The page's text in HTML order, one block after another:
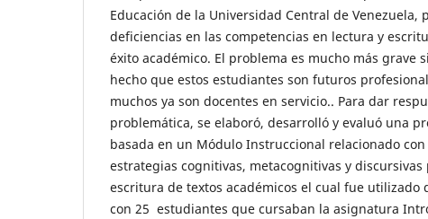
Educación de la Universidad Central de Venezuela,
deficiencias en las competencias en lectura y
éxito académico. El problema es mucho más grave
hecho que estos estudiantes son futuros
muchos ya son docentes en servicio.. Para dar
problemática, se elaboró, desarrolló y evaluó una
basada en un Módulo Instruccional relacionado
estrategias cognitivas, metacognitivas y
escritura de textos académicos el cual fue utilizado
con 25 estudiantes que cursaban la asignatura